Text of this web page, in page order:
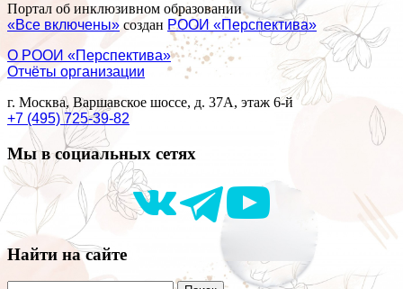
Портал об инклюзивном образовании
«Все включены» создан РООИ «Перспектива»
О РООИ «Перспектива»
Отчёты организации
г. Москва, Варшавское шоссе, д. 37А, этаж 6-й
+7 (495) 725-39-82
Мы в социальных сетях
Найти на сайте